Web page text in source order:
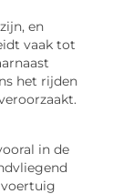
en
vaak tot
het rijden
in de
voertuig